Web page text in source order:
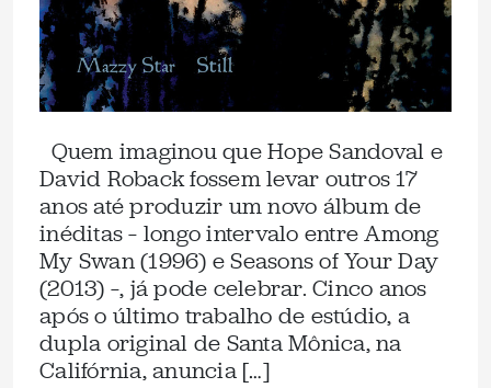
Quem imaginou que Hope Sandoval e
David Roback fossem levar outros 17
anos até produzir um novo álbum de
inéditas – longo intervalo entre Among
My Swan (1996) e Seasons of Your Day
(2013) –, já pode celebrar. Cinco anos
após o último trabalho de estúdio, a
dupla original de Santa Mônica, na
Califórnia, anuncia […]